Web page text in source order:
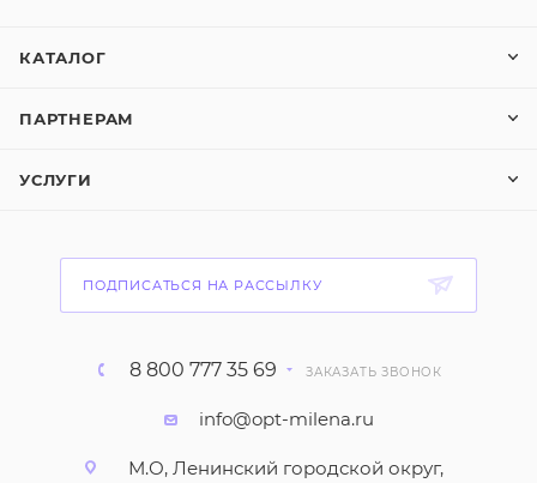
КАТАЛОГ
ПАРТНЕРАМ
УСЛУГИ
ПОДПИСАТЬСЯ НА РАССЫЛКУ
8 800 777 35 69 ЗАКАЗАТЬ ЗВОНОК
info@opt-milena.ru
М.О, Ленинский городской округ,